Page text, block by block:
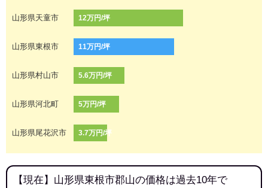
山形県天童市 12万円/坪
山形県東根市 11万円/坪
山形県村山市 5.6万円/坪
山形県河北町 5万円/坪
山形県尾花沢市 3.7万円/坪
【現在】山形県東根市郡山の価格は過去10年で